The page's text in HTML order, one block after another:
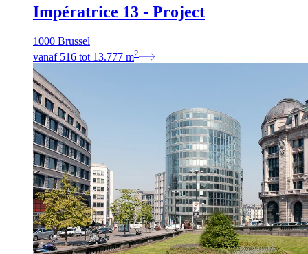
Impératrice 13 - Project
1000 Brussel
vanaf 516 tot 13.777 m2